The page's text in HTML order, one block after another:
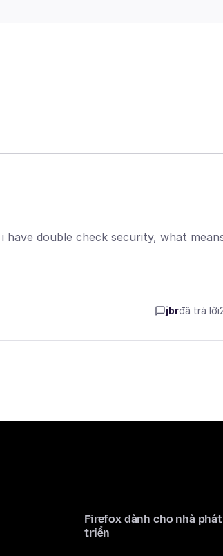
double check security, what
jbrđã trả lời
Firefox dành cho nhà phát
triển